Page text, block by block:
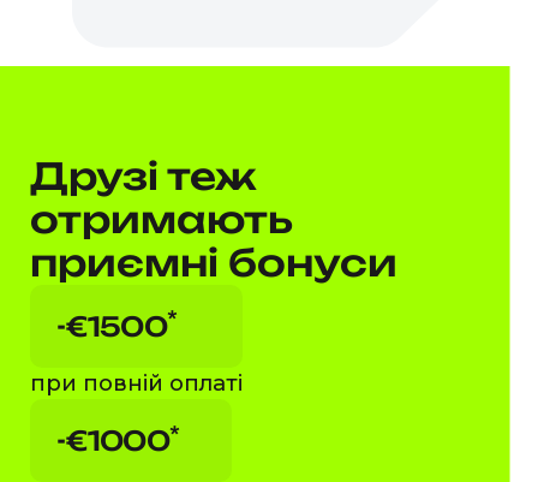
Друзі теж
отримають
приємні бонуси
-€1500*
при повній оплаті
-€1000*